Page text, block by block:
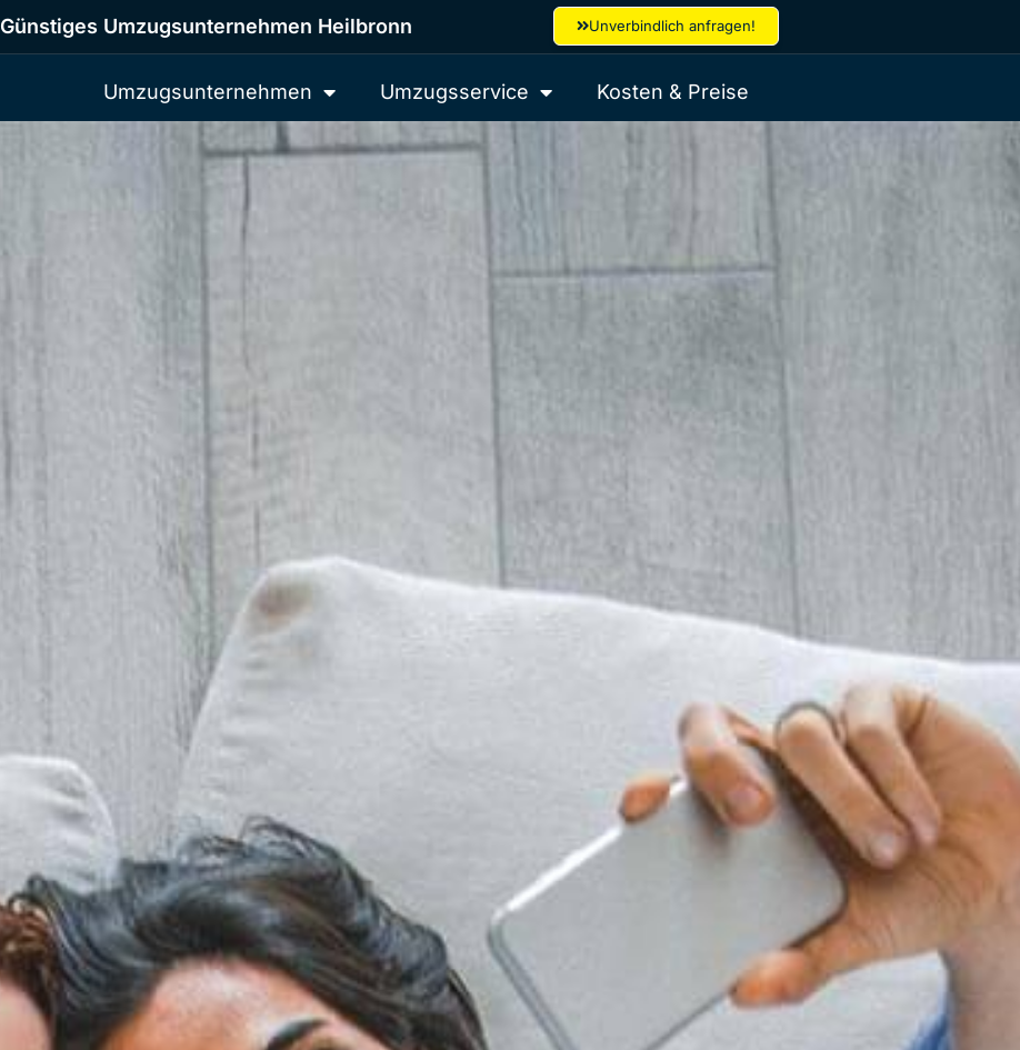
Günstiges Umzugsunternehmen Heilbronn Unverbindlich anfragen!
Umzugsunternehmen Umzugsservice Kosten & Preise